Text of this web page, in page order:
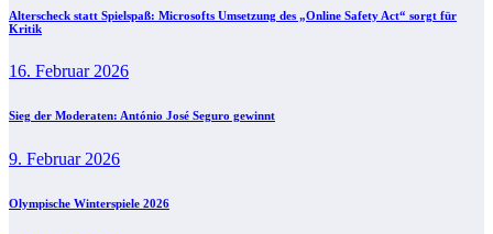
Alterscheck statt Spielspaß: Microsofts Umsetzung des „Online Safety Act“ sorgt für
Kritik
16. Februar 2026
Sieg der Moderaten: António José Seguro gewinnt
9. Februar 2026
Olympische Winterspiele 2026